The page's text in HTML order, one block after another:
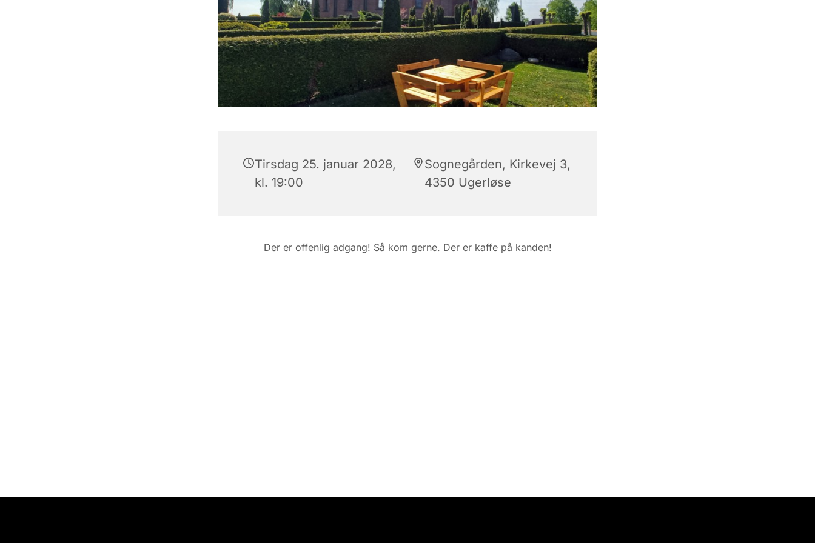
Tirsdag 25. januar 2028,
kl. 19:00
Sognegården, Kirkevej 3,
4350 Ugerløse
Der er offenlig adgang! Så kom gerne. Der er kaffe på kanden!